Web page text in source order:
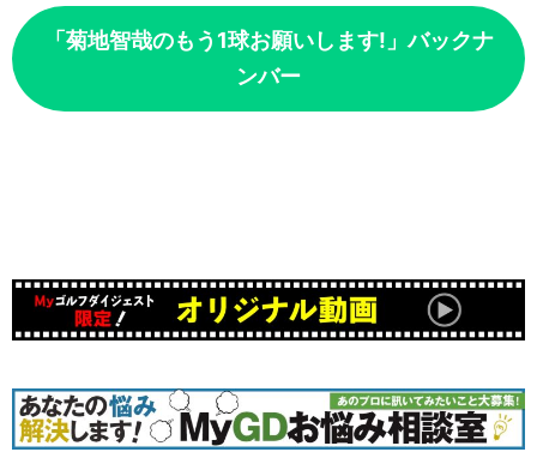
「菊地智哉のもう1球お願いします!」バックナ
ンバー